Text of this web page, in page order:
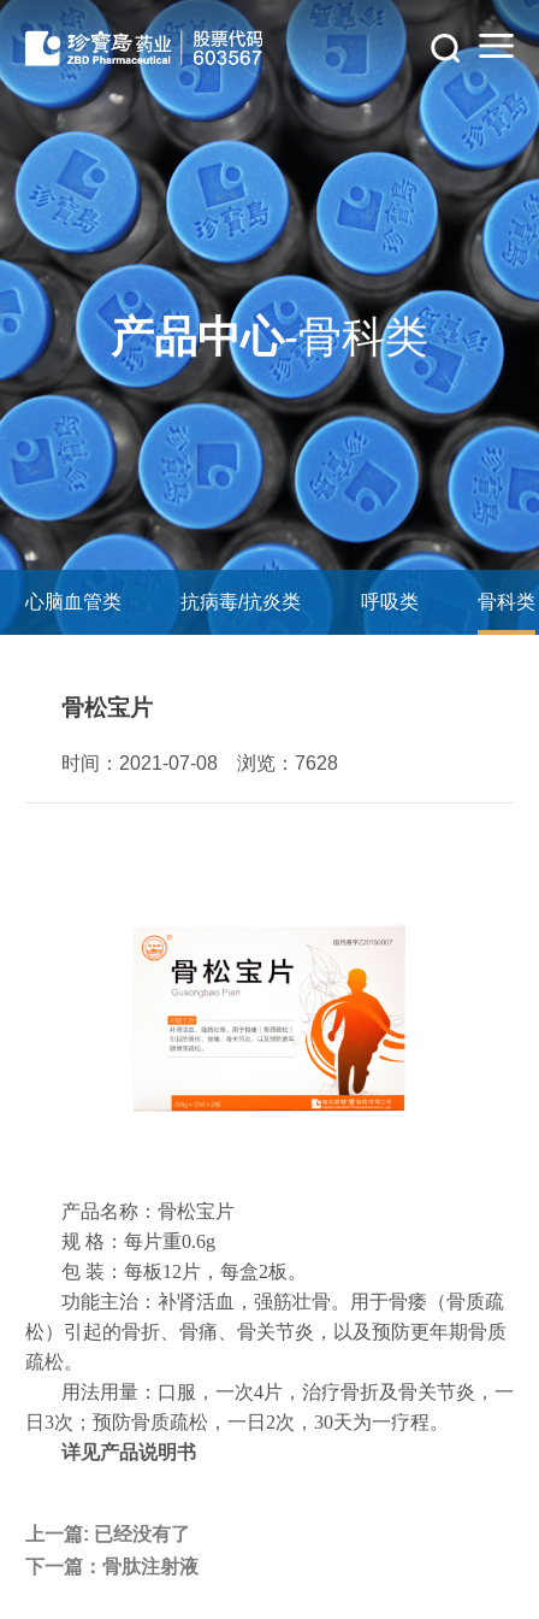
产品中心-骨科类
心脑血管类 抗病毒/抗炎类 呼吸类 骨科类
骨松宝片
时间：2021-07-08 浏览：7628
产品名称：骨松宝片
规 格：每片重0.6g
包 装：每板12片，每盒2板。
功能主治：补肾活血，强筋壮骨。用于骨痿（骨质疏
松）引起的骨折、骨痛、骨关节炎，以及预防更年期骨质
疏松。
用法用量：口服，一次4片，治疗骨折及骨关节炎，一
日3次；预防骨质疏松，一日2次，30天为一疗程。
详见产品说明书
上一篇: 已经没有了
下一篇： 骨肽注射液